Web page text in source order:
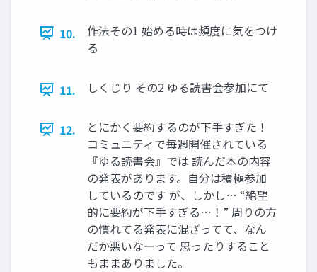
10.
作法その1 始める時は頻度に気をつけ
る
11. しくじり その2 ゆる読書会参加にて
12.
とにかく要約するのが下手すぎた！
コミュニティで毎週開催されている
『ゆる読書会』では 読んだ本の内容
の発表があります。自分は積極参加
しているのです が、しかし… “絶望
的に要約が下手すぎる…！” 周りの方
の慣れてる発表に混ざってて、なん
だか悪いなーって 思ったりすること
もままありました。